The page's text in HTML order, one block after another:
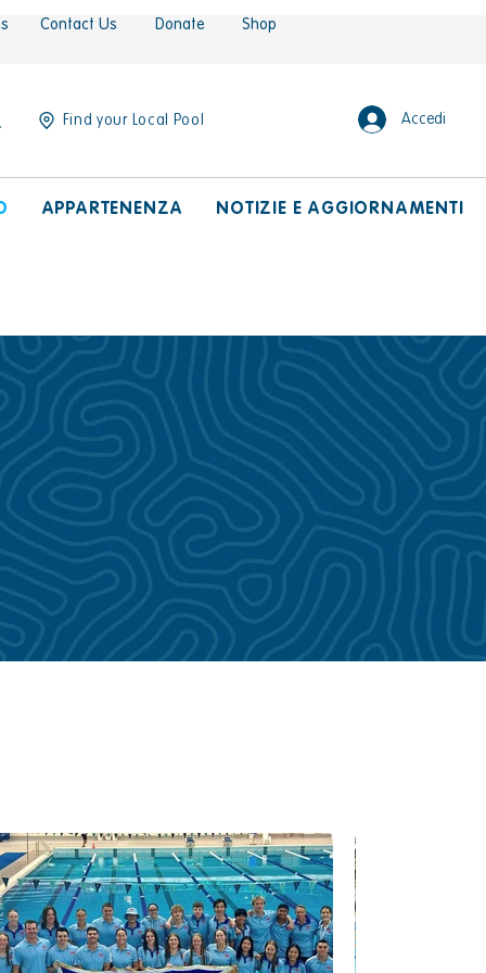
Contact Us Donate Shop
Find your Local Pool Accedi
APPARTENENZA NOTIZIE E AGGIORNAMENTI